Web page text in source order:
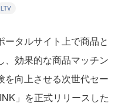
LTV
タルサイト上で商品と
、効果的な商品マッチン
を向上させる次世代セー
」を正式リリースした